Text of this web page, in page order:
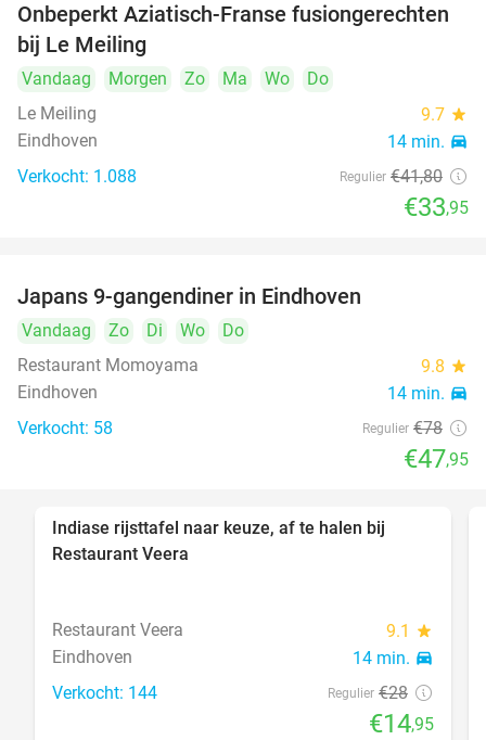
19%
Onbeperkt Aziatisch-Franse fusiongerechten
bij Le Meiling
Vandaag Morgen Zo Ma Wo
Do
Le Meiling
9.7 star
Eindhoven 14 min. directions_car
Verkocht: 1.088 Regulier €41,80
€33,95
Japans 9-gangendiner in Eindhoven
Vandaag Zo Di Wo
Do
Restaurant Momoyama
9.8 star
Eindhoven 14 min. directions_car
Verkocht: 58 Regulier €78
€47,95
Indiase rijsttafel naar keuze, af te halen bij
Restaurant Veera
Restaurant Veera 9.1 star
Eindhoven 14 min. directions_car
Verkocht: 144 Regulier €28
€14,95